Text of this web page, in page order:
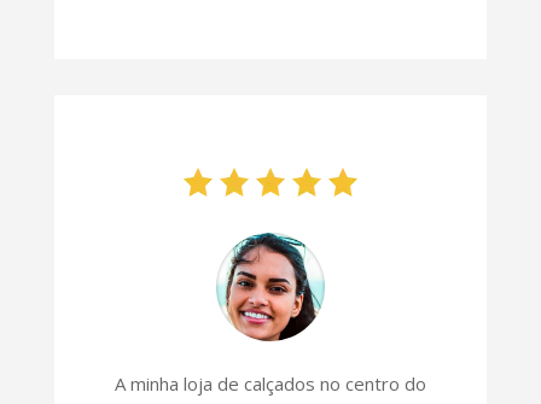
A minha loja de calçados no centro do